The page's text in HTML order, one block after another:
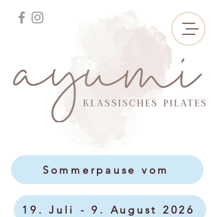
19. Juli - 9. August 2026
Sommerpause vom